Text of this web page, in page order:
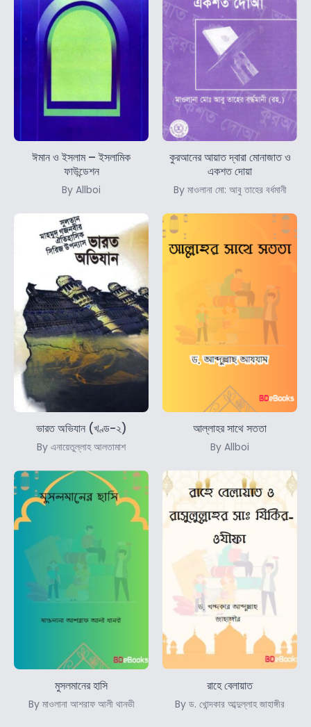
ঈমান ও ইসলাম – ইসলামিক
ফাউন্ডেশন
By Allboi
কুরআনের আয়াত দ্বারা মোনাজাত ও
একশত দোয়া
By মাওলানা মো: আবু তাহের বর্ধমানী
ভারত অভিযান (খণ্ড-২)
By এনায়েতুল্লাহ আলতামাশ
আল্লাহর সাথে সততা
By Allboi
মুসলমানের হাসি
By মাওলানা আশরাফ আলী থানভী
রাহে বেলায়াত
By ড. খোন্দকার আব্দুল্লাহ জাহাঙ্গীর